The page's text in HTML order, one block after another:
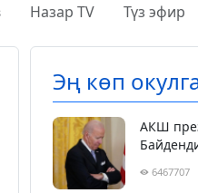
Назар TV Түз эфир
Эң көп
АКШ
6467707